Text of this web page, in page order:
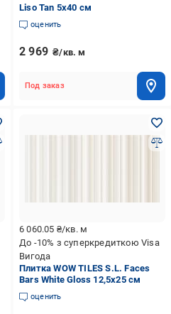
Liso Tan 5x40 см
оценить
2 969 ₴/кв. м
Под заказ
6 060.05 ₴/кв. м
До -10% з суперкредиткою Visa
Вигода
Плитка WOW TILES S.L. Faces
Bars White Gloss 12,5x25 см
оценить